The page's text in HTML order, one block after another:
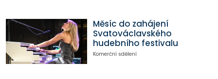
Měsíc do zahájení
Svatováclavského
hudebního festivalu
Komerční sdělení